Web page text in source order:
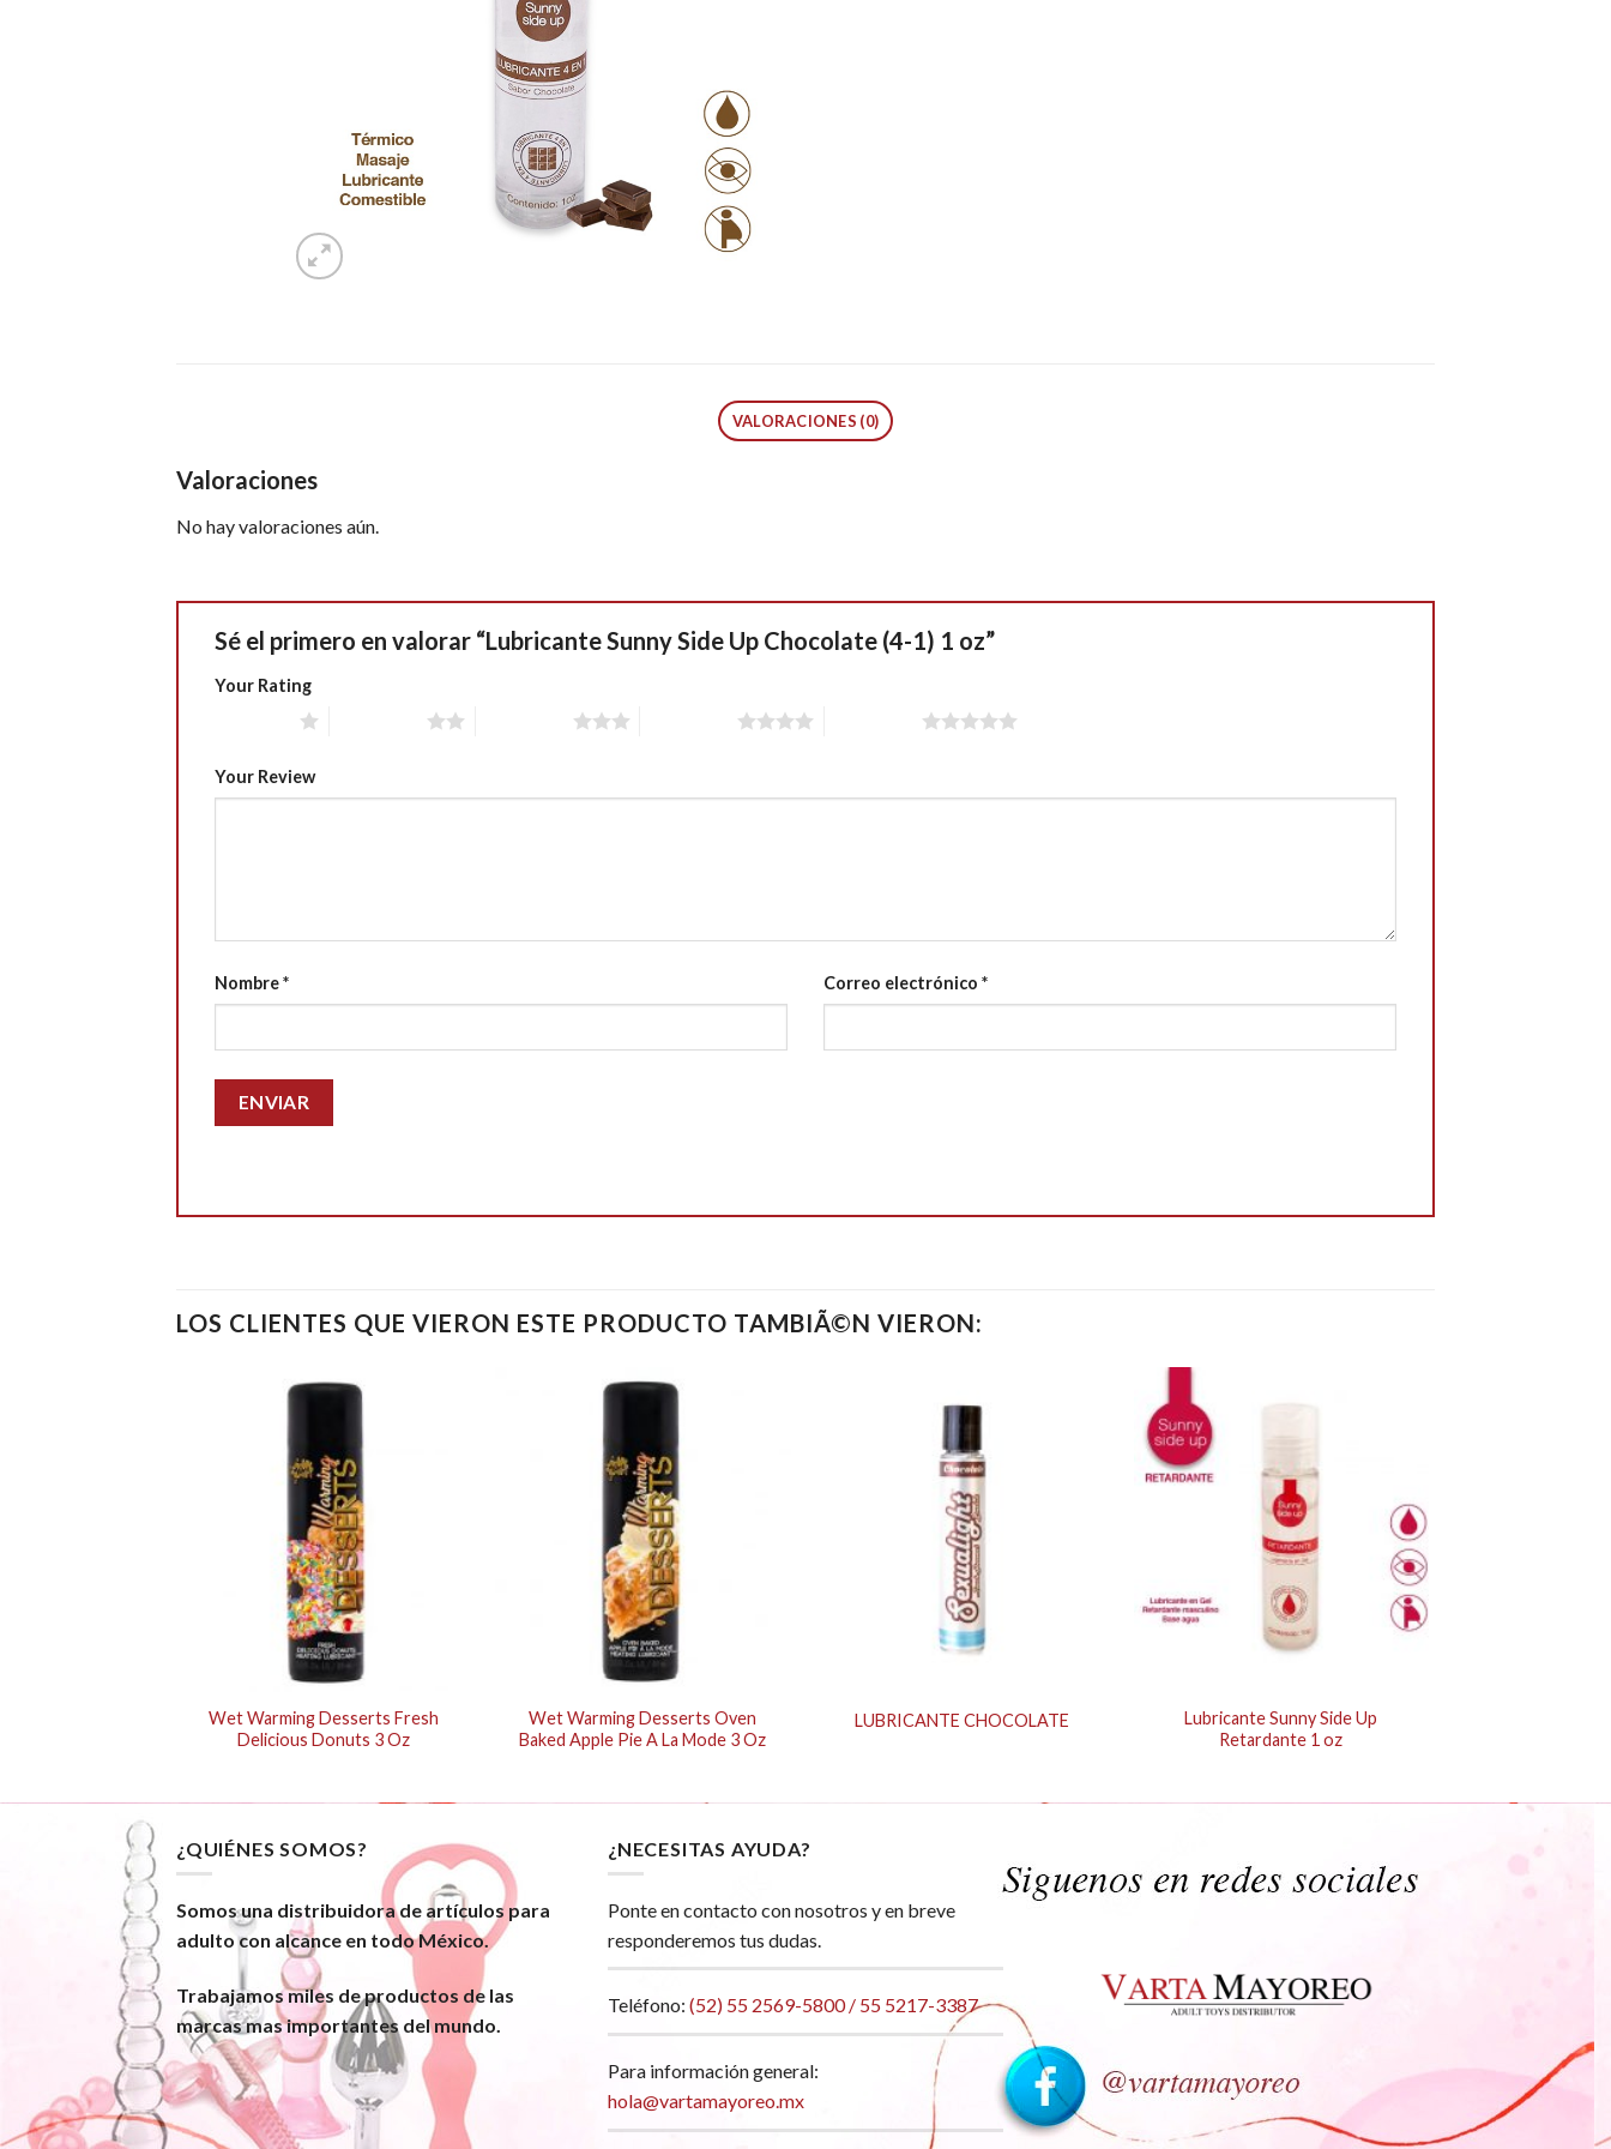
VALORACIONES (0)
Valoraciones
No hay valoraciones aún.
Sé el primero en valorar “Lubricante Sunny Side Up Chocolate (4-1) 1 oz”
Your Rating
Your Review
Nombre* Correo electrónico *
LOS CLIENTES QUE VIERON ESTE PRODUCTO TAMBIÃ©N VIERON:
Wet Warming Desserts Fresh
Delicious Donuts 3 Oz
Wet Warming Desserts Oven
Baked Apple Pie A La Mode 3 Oz
LUBRICANTE CHOCOLATE
Lubricante Sunny Side Up
Retardante 1 oz
¿QUIÉNES SOMOS?
Somos una distribuidora de artículos para
adulto con alcance en todo México.
Trabajamos miles de productos de las
marcas mas importantes del mundo.
¿NECESITAS AYUDA?
Ponte en contacto con nosotros y en breve
responderemos tus dudas.
Teléfono: (52) 55 2569-5800 / 55 5217-3387
Para información general:
hola@vartamayoreo.mx